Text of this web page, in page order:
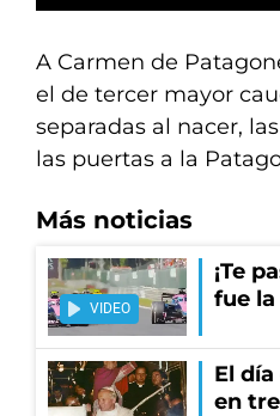
A Carmen de
el de tercer mayor
separadas al nacer,
las puertas a la
Más noticias
VIDEO
¡Te
fue
El
en